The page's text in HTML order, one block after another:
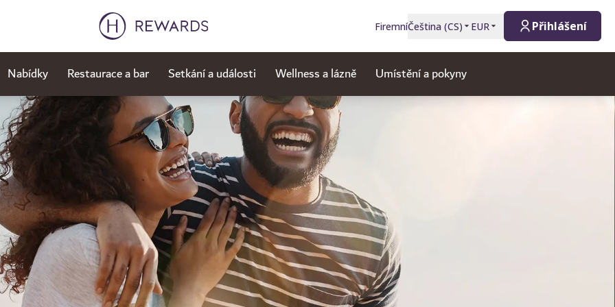
FiremníČeština (CS) EUR Přihlášení
Nabídky Restaurace a bar Setkání a události Wellness a lázně Umístění a pokyny